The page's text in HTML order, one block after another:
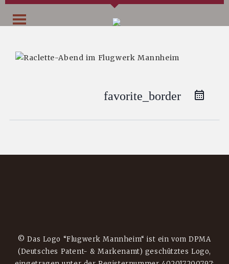
favorite_border
© Das Logo “Flugwerk Mannheim“ ist ein vom DPMA
(Deutsches Patent- & Markenamt) geschütztes Logo,